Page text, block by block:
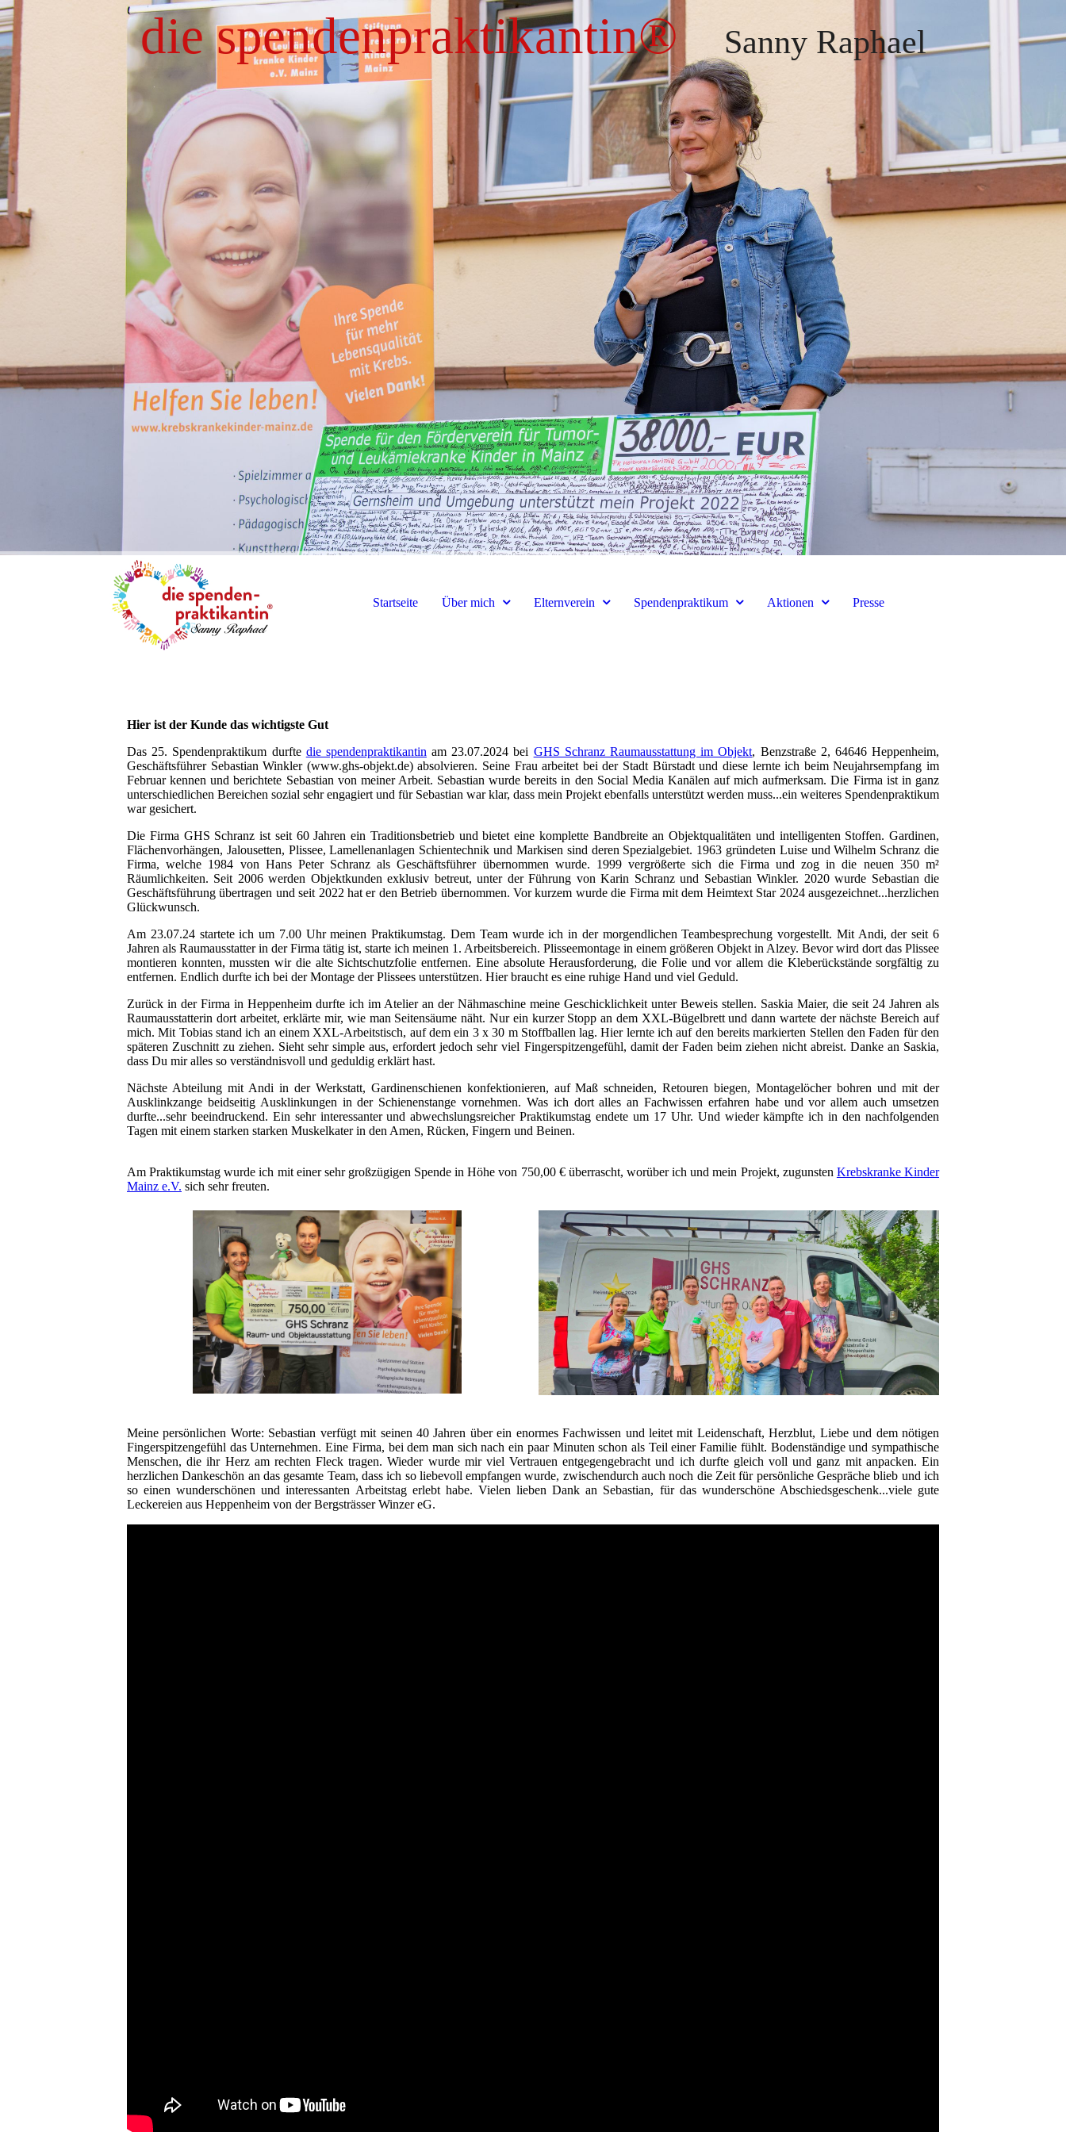
die spendenpraktikantin® Sanny Raphael
Startseite Über mich Elternverein Spendenpraktikum Aktionen Presse
Hier ist der Kunde das wichtigste Gut
Das 25. Spendenpraktikum durfte die spendenpraktikantin am 23.07.2024 bei GHS Schranz Raumausstattung im Objekt, Benzstraße 2, 64646 Heppenheim,
Geschäftsführer Sebastian Winkler (www.ghs-objekt.de) absolvieren. Seine Frau arbeitet bei der Stadt Bürstadt und diese lernte ich beim Neujahrsempfang im
Februar kennen und berichtete Sebastian von meiner Arbeit. Sebastian wurde bereits in den Social Media Kanälen auf mich aufmerksam. Die Firma ist in ganz
unterschiedlichen Bereichen sozial sehr engagiert und für Sebastian war klar, dass mein Projekt ebenfalls unterstützt werden muss...ein weiteres Spendenpraktikum
war gesichert.
Die Firma GHS Schranz ist seit 60 Jahren ein Traditionsbetrieb und bietet eine komplette Bandbreite an Objektqualitäten und intelligenten Stoffen. Gardinen,
Flächenvorhängen, Jalousetten, Plissee, Lamellenanlagen Schientechnik und Markisen sind deren Spezialgebiet. 1963 gründeten Luise und Wilhelm Schranz die
Firma, welche 1984 von Hans Peter Schranz als Geschäftsführer übernommen wurde. 1999 vergrößerte sich die Firma und zog in die neuen 350 m²
Räumlichkeiten. Seit 2006 werden Objektkunden exklusiv betreut, unter der Führung von Karin Schranz und Sebastian Winkler. 2020 wurde Sebastian die
Geschäftsführung übertragen und seit 2022 hat er den Betrieb übernommen. Vor kurzem wurde die Firma mit dem Heimtext Star 2024 ausgezeichnet...herzlichen
Glückwunsch.
Am 23.07.24 startete ich um 7.00 Uhr meinen Praktikumstag. Dem Team wurde ich in der morgendlichen Teambesprechung vorgestellt. Mit Andi, der seit 6
Jahren als Raumausstatter in der Firma tätig ist, starte ich meinen 1. Arbeitsbereich. Plisseemontage in einem größeren Objekt in Alzey. Bevor wird dort das Plissee
montieren konnten, mussten wir die alte Sichtschutzfolie entfernen. Eine absolute Herausforderung, die Folie und vor allem die Kleberückstände sorgfältig zu
entfernen. Endlich durfte ich bei der Montage der Plissees unterstützen. Hier braucht es eine ruhige Hand und viel Geduld.
Zurück in der Firma in Heppenheim durfte ich im Atelier an der Nähmaschine meine Geschicklichkeit unter Beweis stellen. Saskia Maier, die seit 24 Jahren als
Raumausstatterin dort arbeitet, erklärte mir, wie man Seitensäume näht. Nur ein kurzer Stopp an dem XXL-Bügelbrett und dann wartete der nächste Bereich auf
mich. Mit Tobias stand ich an einem XXL-Arbeitstisch, auf dem ein 3 x 30 m Stoffballen lag. Hier lernte ich auf den bereits markierten Stellen den Faden für den
späteren Zuschnitt zu ziehen. Sieht sehr simple aus, erfordert jedoch sehr viel Fingerspitzengefühl, damit der Faden beim ziehen nicht abreist. Danke an Saskia,
dass Du mir alles so verständnisvoll und geduldig erklärt hast.
Nächste Abteilung mit Andi in der Werkstatt, Gardinenschienen konfektionieren, auf Maß schneiden, Retouren biegen, Montagelöcher bohren und mit der
Ausklinkzange beidseitig Ausklinkungen in der Schienenstange vornehmen. Was ich dort alles an Fachwissen erfahren habe und vor allem auch umsetzen
durfte...sehr beeindruckend. Ein sehr interessanter und abwechslungsreicher Praktikumstag endete um 17 Uhr. Und wieder kämpfte ich in den nachfolgenden
Tagen mit einem starken starken Muskelkater in den Amen, Rücken, Fingern und Beinen.
Am Praktikumstag wurde ich mit einer sehr großzügigen Spende in Höhe von 750,00 € überrascht, worüber ich und mein Projekt, zugunsten Krebskranke Kinder
Mainz e.V. sich sehr freuten.
Meine persönlichen Worte: Sebastian verfügt mit seinen 40 Jahren über ein enormes Fachwissen und leitet mit Leidenschaft, Herzblut, Liebe und dem nötigen
Fingerspitzengefühl das Unternehmen. Eine Firma, bei dem man sich nach ein paar Minuten schon als Teil einer Familie fühlt. Bodenständige und sympathische
Menschen, die ihr Herz am rechten Fleck tragen. Wieder wurde mir viel Vertrauen entgegengebracht und ich durfte gleich voll und ganz mit anpacken. Ein
herzlichen Dankeschön an das gesamte Team, dass ich so liebevoll empfangen wurde, zwischendurch auch noch die Zeit für persönliche Gespräche blieb und ich
so einen wunderschönen und interessanten Arbeitstag erlebt habe. Vielen lieben Dank an Sebastian, für das wunderschöne Abschiedsgeschenk...viele gute
Leckereien aus Heppenheim von der Bergsträsser Winzer eG.